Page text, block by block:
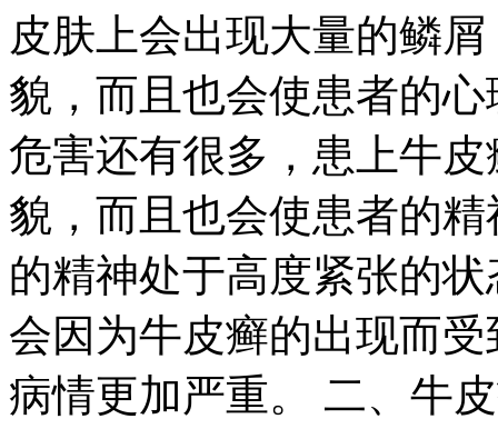
皮肤上会出现大量的鳞
貌，而且也会使患者的
危害还有很多，患上牛
貌，而且也会使患者的
的精神处于高度紧张的
会因为牛皮癣的出现而
病情更加严重。 二、牛